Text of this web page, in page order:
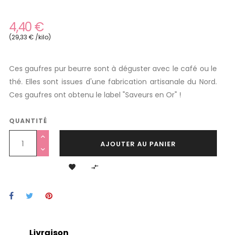
4,40 €
(29,33 € /kilo)
Ces gaufres pur beurre sont à déguster avec le café ou le
thé. Elles sont issues d'une fabrication artisanale du Nord.
Ces gaufres ont obtenu le label "Saveurs en Or" !
QUANTITÉ
AJOUTER AU PANIER
 